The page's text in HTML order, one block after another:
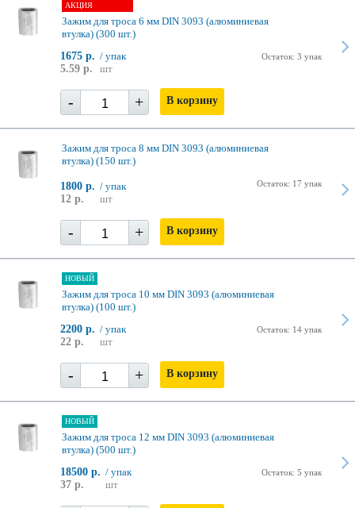
АКЦИЯ
Зажим для троса 6 мм DIN 3093 (алюминиевая
втулка) (300 шт.)
Остаток: 3 упак
1675 р.
5.59 р.
/ упак
шт
- + В корзину
Зажим для троса 8 мм DIN 3093 (алюминиевая
втулка) (150 шт.)
Остаток: 17 упак
1800 р.
12 р.
/ упак
шт
- + В корзину
НОВЫЙ
Зажим для троса 10 мм DIN 3093 (алюминиевая
втулка) (100 шт.)
Остаток: 14 упак
2200 р.
22 р.
/ упак
шт
- + В корзину
НОВЫЙ
Зажим для троса 12 мм DIN 3093 (алюминиевая
втулка) (500 шт.)
Остаток: 5 упак
18500 р.
37 р.
/ упак
шт